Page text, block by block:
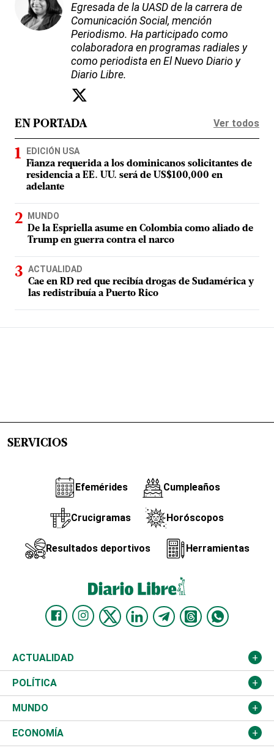
Egresada de la UASD de la carrera de
Comunicación Social, mención
Periodismo. Ha participado como
colaboradora en programas radiales y
como periodista en El Nuevo Diario y
Diario Libre.
EN PORTADA Ver todos
EDICIÓN USA
Fianza requerida a los dominicanos solicitantes de
residencia a EE. UU. será de US$100,000 en
adelante
MUNDO
De la Espriella asume en Colombia como aliado de
Trump en guerra contra el narco
ACTUALIDAD
Cae en RD red que recibía drogas de Sudamérica y
las redistribuía a Puerto Rico
SERVICIOS
Efemérides Cumpleaños
Crucigramas Horóscopos
Resultados deportivos Herramientas
ACTUALIDAD
Nacional
Ciudad
Educación
POLÍTICA
Partidos
JCE
MUNDO
Estados Unidos
ECONOMÍA